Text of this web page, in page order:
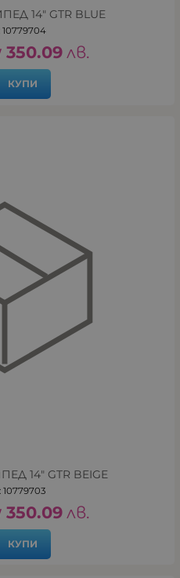
14" GTR BLUE
350.09 лв.
КУПИ
14" GTR BEIGE
350.09 лв.
КУПИ